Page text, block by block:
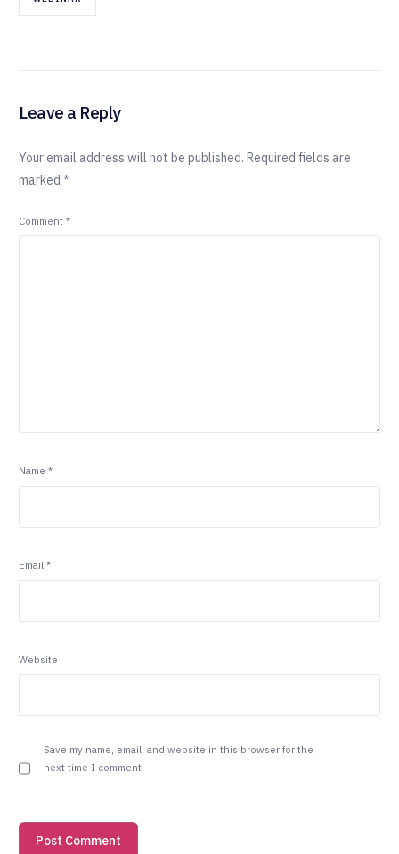
Leave a Reply
Your email address will not be published.Required fields are
marked*
Comment*
Name*
Email*
Website
Save my name, email, and website in this browser for the
next time I comment.